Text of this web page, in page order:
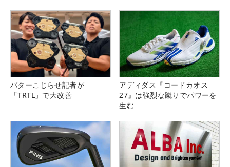
パターこじらせ記者が
「TRTL」で大改善
アディダス『コードカオス
27』は強烈な蹴りでパワーを
生む